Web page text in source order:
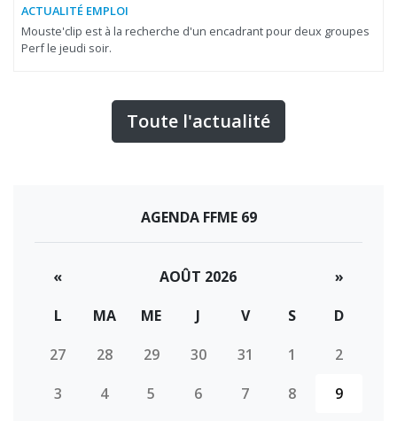
ACTUALITÉ EMPLOI
Mouste'clip est à la recherche d'un encadrant pour deux groupes
Perf le jeudi soir.
Toute l'actualité
AGENDA FFME 69
« AOÛT 2026
»
L
MA ME J V S
D
27
28 29 30 31 1
2
3
4 5 6 7 8
9